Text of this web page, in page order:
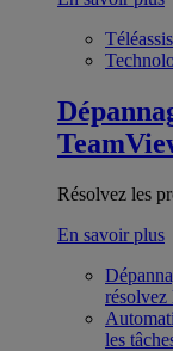
Résolvez les
En savoir plus
résolvez
les